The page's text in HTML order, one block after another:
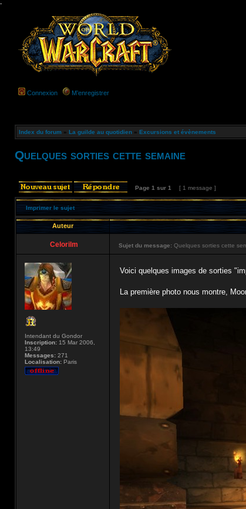
-
Connexion M’enregistrer
Index du forum » La guilde au quotidien » Excursions et évènements
Quelques sorties cette semaine
Page 1 sur 1 [ 1 message ]
Imprimer le sujet
Auteur
Celorilm Sujet du message: Quelques sorties cette
Intendant du Gondor
Inscription: 15 Mar 2006,
13:49
Messages: 271
Localisation: Paris
Voici quelques images de sorties
La première photo nous montre,